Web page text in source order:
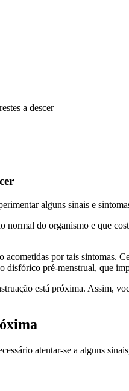
a descer
alguns sinais e
do organismo e que
acometidas por tais
pré-menstrual, que
está próxima. Assim,
atentar-se a alguns